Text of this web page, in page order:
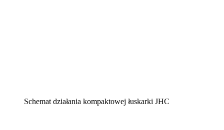
Schemat działania kompaktowej łuskarki JHC